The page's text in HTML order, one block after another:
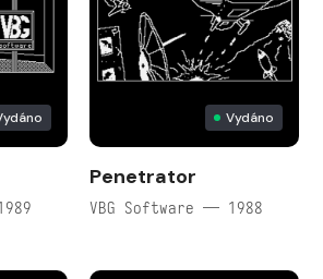
Vydáno
Penetrator
VBG Software — 1988